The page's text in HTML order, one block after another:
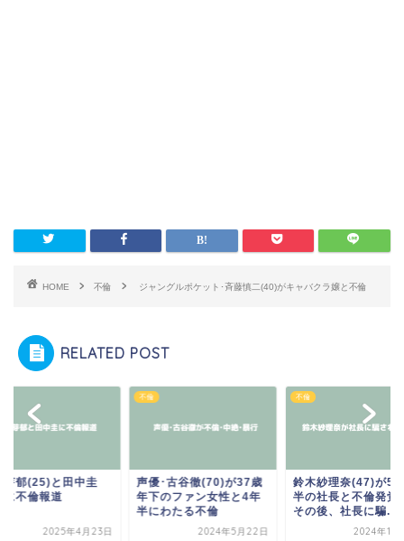
HOME 不倫 ジャングルポケット･斉藤慎二(40)がキャバクラ嬢と不倫
RELATED POST
芽郁(25)と田中圭
不倫報道
2025年4月23日
不倫
声優･古谷徹(70)が37歳
年下のファン女性と4年
半にわたる不倫
2024年5月22日
不倫
鈴木紗理奈(47)が50
半の社長と不倫発覚
その後、社長に騙...
2024年11